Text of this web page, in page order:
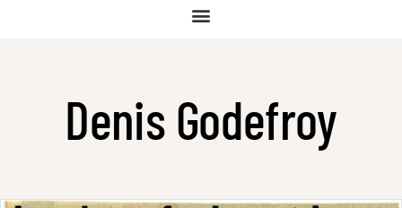
Denis Godefroy